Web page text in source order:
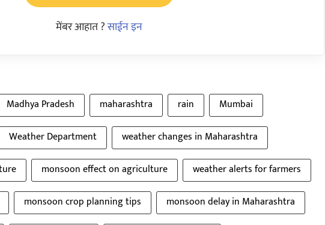
मेंबर आहात ?साईन इन
Madhya Pradesh maharashtra rain
Mumbai
Weather Department
weather changes in Maharashtra
monsoon effect on agriculture
weather alerts for farmers
monsoon crop planning tips
monsoon delay in Maharashtra